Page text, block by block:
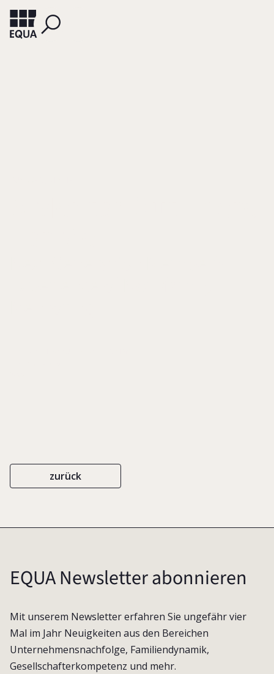
zurück
EQUA Newsletter abonnieren
Mit unserem Newsletter erfahren Sie ungefähr vier
Mal im Jahr Neuigkeiten aus den Bereichen
Unternehmensnachfolge, Familiendynamik,
Gesellschafterkompetenz und mehr.